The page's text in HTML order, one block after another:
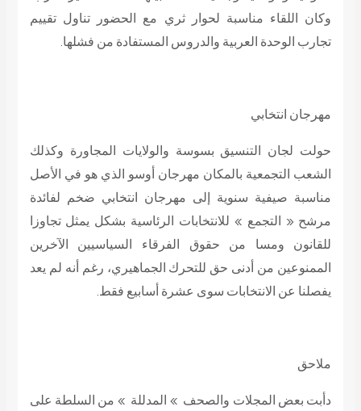
وكان اللقاء مناسبة لحوار ثري مع الحضور تناول تقييم
تجارب الوحدة العربية والدروس المستفادة من فشلها.
مهرجان انتخابي
حولت لجان التنسيق بسوسة والولايات المجاورة وكذلك
الشعب التجمعية بالمكان مهرجان أوسو الذي هو في الأصل
مناسبة صيفية سنوية إلى مهرجان انتخابي ضخم لفائدة
مرشح « التجمع » للانتخابات الرئاسية بشكل يمثل تجاوزا
للقانون ومسا من حقوق الفرقاء السياسيين الآخرين
الممنوعين من أدنى حق للتحرك الجماهيري، رغم أنه لم يعد
يفصلنا عن الانتخابات سوى عشرة أسابيع فقط.
ملاحق
دأبت بعض المجلات والصحف » المدللة » من السلطة على